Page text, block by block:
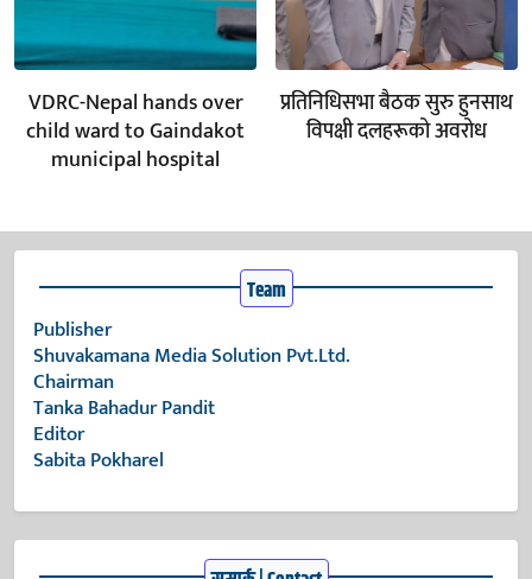
VDRC-Nepal hands over
child ward to Gaindakot
municipal hospital
प्रतिनिधिसभा बैठक सुरु हुनसाथ
विपक्षी दलहरूको अवरोध
Team
Publisher
Shuvakamana Media Solution Pvt.Ltd.
Chairman
Tanka Bahadur Pandit
Editor
Sabita Pokharel